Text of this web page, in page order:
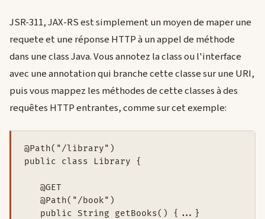
JSR-311, JAX-RS est simplement un moyen de maper une
requete et une réponse HTTP à un appel de méthode
dans une class Java. Vous annotez la class ou l'interface
avec une annotation qui branche cette classe sur une URI,
puis vous mappez les méthodes de cette classes à des
requêtes HTTP entrantes, comme sur cet exemple:
@Path("/library")
public class Library {
   @GET
   @Path("/book")
   public String getBooks() {...}